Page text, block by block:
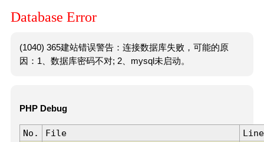
Database Error
(1040) 365建站错误警告：连接数据库失败，可能的原
因：1、数据库密码不对; 2、mysql未启动。
PHP Debug
No. File
Line